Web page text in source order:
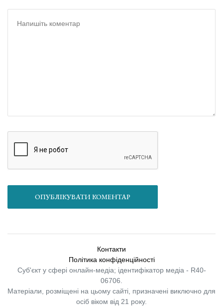
ОПУБЛІКУВАТИ КОМЕНТАР
Контакти
Політика конфіденційності
Суб'єкт у сфері онлайн-медіа; ідентифікатор медіа - R40-
06706.
Матеріали, розміщені на цьому сайті, призначені виключно для
осіб віком від 21 року.